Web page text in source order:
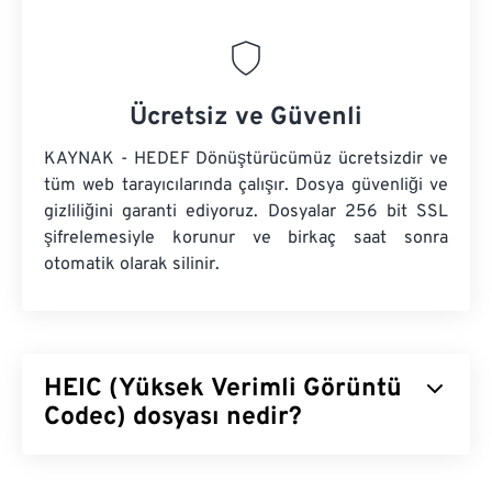
Ücretsiz ve Güvenli
KAYNAK - HEDEF Dönüştürücümüz ücretsizdir ve
tüm web tarayıcılarında çalışır. Dosya güvenliği ve
gizliliğini garanti ediyoruz. Dosyalar 256 bit SSL
şifrelemesiyle korunur ve birkaç saat sonra
otomatik olarak silinir.
HEIC (Yüksek Verimli Görüntü
Codec) dosyası nedir?